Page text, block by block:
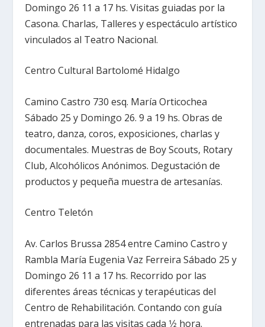
Domingo 26 11 a 17 hs. Visitas guiadas por la
Casona. Charlas, Talleres y espectáculo artístico
vinculados al Teatro Nacional.
Centro Cultural Bartolomé Hidalgo
Camino Castro 730 esq. María Orticochea
Sábado 25 y Domingo 26. 9 a 19 hs. Obras de
teatro, danza, coros, exposiciones, charlas y
documentales. Muestras de Boy Scouts, Rotary
Club, Alcohólicos Anónimos. Degustación de
productos y pequeña muestra de artesanías.
Centro Teletón
Av. Carlos Brussa 2854 entre Camino Castro y
Rambla María Eugenia Vaz Ferreira Sábado 25 y
Domingo 26 11 a 17 hs. Recorrido por las
diferentes áreas técnicas y terapéuticas del
Centro de Rehabilitación. Contando con guía
entrenadas para las visitas cada 1⁄2 hora.